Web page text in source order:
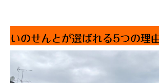
いのせんとが選ばれる5つの理